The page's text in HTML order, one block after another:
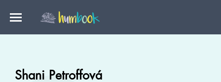
Shani Petroffová